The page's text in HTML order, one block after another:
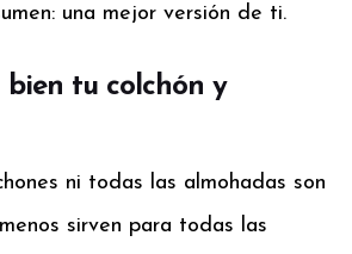
una mejor versión de ti.
bien tu colchón y
ni todas las almohadas son
sirven para todas las